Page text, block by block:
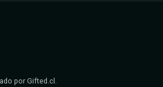
por Gifted.cl .